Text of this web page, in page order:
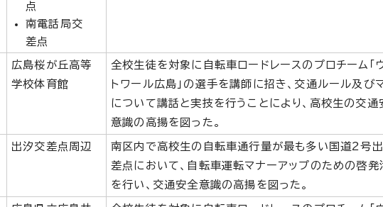
点
南電話局交
差点
広島桜が丘高等
学校体育館
全校生徒を対象に自転車ロードレースのプロチーム「
トワール広島」の選手を講師に招き、交通ルール及び
について講話と実技を行うことにより、高校生の交通
意識の高揚を図った。
出汐交差点周辺
南区内で高校生の自転車通行量が最も多い国道2号
差点において、自転車運転マナーアップのための啓発
を行い、交通安全意識の高揚を図った。